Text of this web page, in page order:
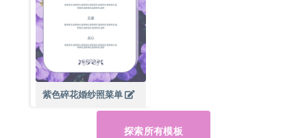
紫色碎花婚纱照菜单
探索所有模板